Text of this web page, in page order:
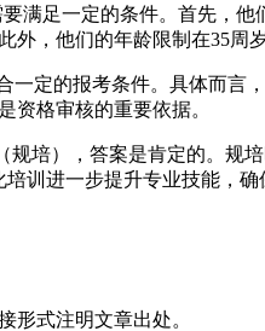
满足一定的条件。首先，
，他们的年龄限制在35周
一定的报考条件。具体而
资格审核的重要依据。
培），答案是肯定的。
训进一步提升专业技能，确
形式注明文章出处。